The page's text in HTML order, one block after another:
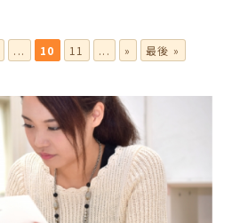
... 10 11 ... » 最後 »